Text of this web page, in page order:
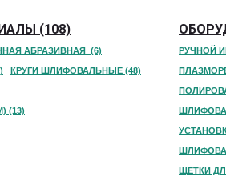
(108)
АБРАЗИВНАЯ (6)
КРУГИ ШЛИФОВАЛЬНЫЕ (48)
(13)
РУЧНОЙ
ЩЕТКИ